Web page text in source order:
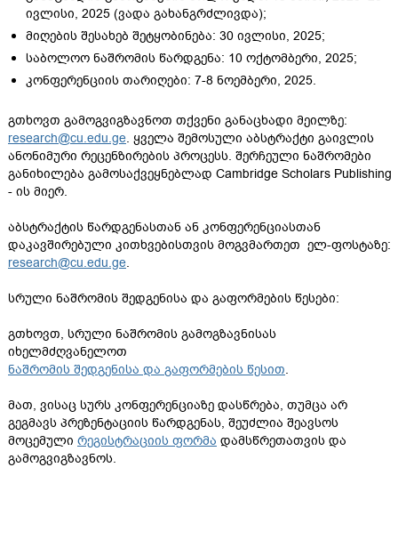
ივლისი, 2025 (ვადა გახანგრძლივდა);
მიღების შესახებ შეტყობინება: 30 ივლისი, 2025;
საბოლოო ნაშრომის წარდგენა: 10 ოქტომბერი, 2025;
კონფერენციის თარიღები: 7-8 ნოემბერი, 2025.
გთხოვთ გამოგვიგზავნოთ თქვენი განაცხადი მეილზე:
research@cu.edu.ge. ყველა შემოსული აბსტრაქტი გაივლის
ანონიმური რეცენზირების პროცესს. შერჩეული ნაშრომები
განიხილება გამოსაქვეყნებლად Cambridge Scholars Publishing
- ის მიერ.
აბსტრაქტის წარდგენასთან ან კონფერენციასთან
დაკავშირებული კითხვებისთვის მოგვმართეთ ელ-ფოსტაზე:
research@cu.edu.ge.
სრული ნაშრომის შედგენისა და გაფორმების წესები:
გთხოვთ, სრული ნაშრომის გამოგზავნისას
იხელმძღვანელოთ
ნაშრომის შედგენისა და გაფორმების წესით.
მათ, ვისაც სურს კონფერენციაზე დასწრება, თუმცა არ
გეგმავს პრეზენტაციის წარდგენას, შეუძლია შეავსოს
მოცემული რეგისტრაციის ფორმა დამსწრეთათვის და
გამოგვიგზავნოს.